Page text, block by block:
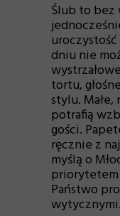
Ślub to bez
uroczystość
dniu nie
tortu,
stylu.
potrafią
gości.
ręcznie z
myślą o
Państwo
wytycznymi.